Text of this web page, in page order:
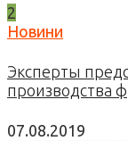
2
Новини
Эксперты
производства
07.08.2019